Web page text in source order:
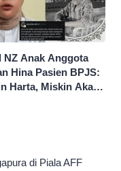
NZ Anak Anggota
Hina Pasien BPJS:
Harta, Miskin Akal
di Piala AFF